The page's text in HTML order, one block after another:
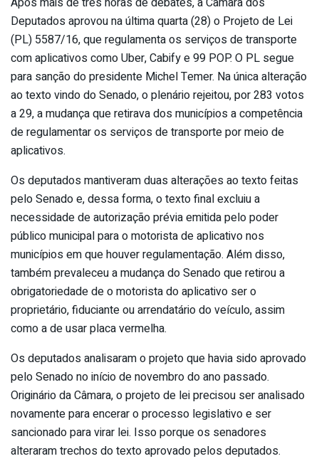
Deputados aprovou na última quarta (28) o Projeto de Lei
(PL) 5587/16, que regulamenta os serviços de transporte
com aplicativos como Uber, Cabify e 99 POP. O PL segue
para sanção do presidente Michel Temer. Na única alteração
ao texto vindo do Senado, o plenário rejeitou, por 283 votos
a 29, a mudança que retirava dos municípios a competência
de regulamentar os serviços de transporte por meio de
aplicativos.
Os deputados mantiveram duas alterações ao texto feitas
pelo Senado e, dessa forma, o texto final excluiu a
necessidade de autorização prévia emitida pelo poder
público municipal para o motorista de aplicativo nos
municípios em que houver regulamentação. Além disso,
também prevaleceu a mudança do Senado que retirou a
obrigatoriedade de o motorista do aplicativo ser o
proprietário, fiduciante ou arrendatário do veículo, assim
como a de usar placa vermelha.
Os deputados analisaram o projeto que havia sido aprovado
pelo Senado no início de novembro do ano passado.
Originário da Câmara, o projeto de lei precisou ser analisado
novamente para encerar o processo legislativo e ser
sancionado para virar lei. Isso porque os senadores
alteraram trechos do texto aprovado pelos deputados.